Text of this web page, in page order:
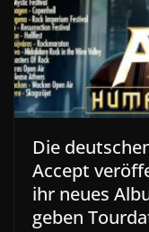
Die
Accept
ihr neues
geben